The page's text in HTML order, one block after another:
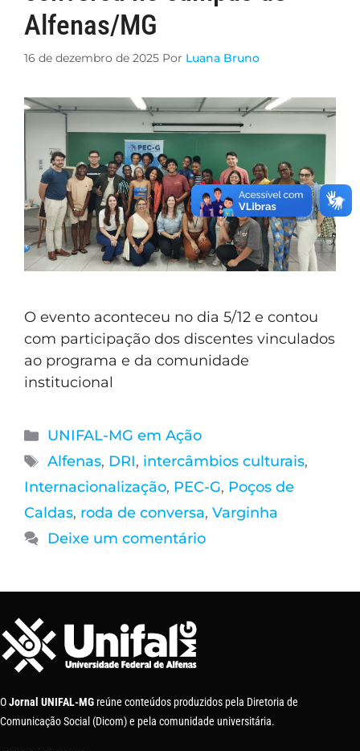
Alfenas/MG
16 de dezembro de 2025 Por Luana Bruno
O evento aconteceu no dia 5/12 e contou
com participação dos discentes vinculados
ao programa e da comunidade
institucional
UNIFAL-MG em Ação
Alfenas, DRI, intercâmbios culturais,
Internacionalização, PEC-G, Poços de
Caldas, roda de conversa, Varginha
Deixe um comentário
OJornal UNIFAL-MG reúne conteúdos produzidos pela Diretoria de
Comunicação Social (Dicom) e pela comunidade universitária.